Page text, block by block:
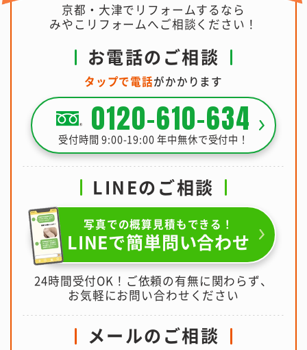
京都・大津でリフォームするなら
みやこリフォームへご相談ください！
お電話のご相談
タップで電話がかかります
0120-610-634
受付時間 9:00-19:00 年中無休で受付中！
LINEのご相談
写真での概算見積もできる！
LINEで簡単問い合わせ
24時間受付OK！ご依頼の有無に関わらず、
お気軽にお問い合わせください
メールのご相談